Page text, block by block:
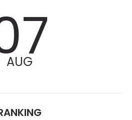
AUG